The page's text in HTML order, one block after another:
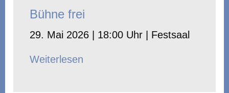
Bühne frei
29. Mai 2026 | 18:00 Uhr | Festsaal
Weiterlesen